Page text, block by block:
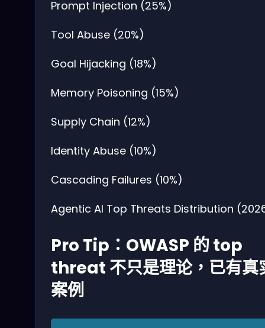
Prompt Injection (25%)
Tool Abuse (20%)
Goal Hijacking (18%)
Memory Poisoning (15%)
Supply Chain (12%)
Identity Abuse (10%)
Cascading Failures (10%)
Agentic AI Top Threats Distribution
Pro Tip：OWASP 的 top
threat 不只是理论，已有真
案例